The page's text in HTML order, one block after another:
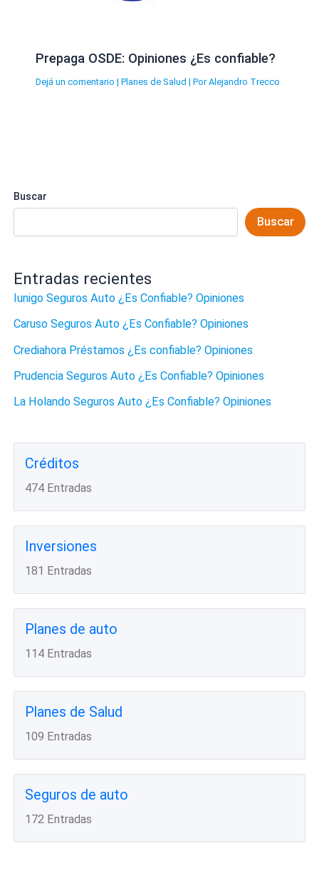
Prepaga OSDE: Opiniones ¿Es confiable?
Dejá un comentario | Planes de Salud | Por Alejandro Trecco
Buscar
Buscar
Entradas recientes
Iunigo Seguros Auto ¿Es Confiable? Opiniones
Caruso Seguros Auto ¿Es Confiable? Opiniones
Crediahora Préstamos ¿Es confiable? Opiniones
Prudencia Seguros Auto ¿Es Confiable? Opiniones
La Holando Seguros Auto ¿Es Confiable? Opiniones
Créditos
474 Entradas
Inversiones
181 Entradas
Planes de auto
114 Entradas
Planes de Salud
109 Entradas
Seguros de auto
172 Entradas